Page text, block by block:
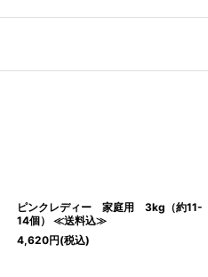
ピンクレディー 家庭用 3kg（約11-
14個） ≪送料込≫
4,620円(税込)